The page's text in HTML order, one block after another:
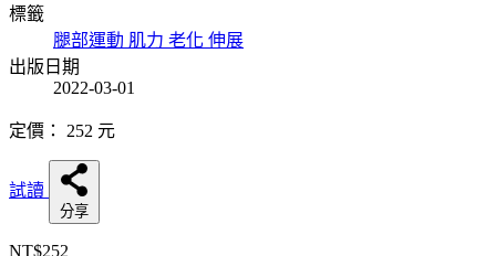
標籤
腿部運動 肌力 老化 伸展
出版日期
2022-03-01
定價： 252 元
試讀
分享
NT$252